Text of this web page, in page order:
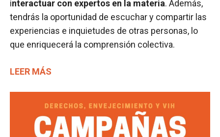
interactuar con expertos en la materia. Además,
tendrás la oportunidad de escuchar y compartir las
experiencias e inquietudes de otras personas, lo
que enriquecerá la comprensión colectiva.
LEER MÁS